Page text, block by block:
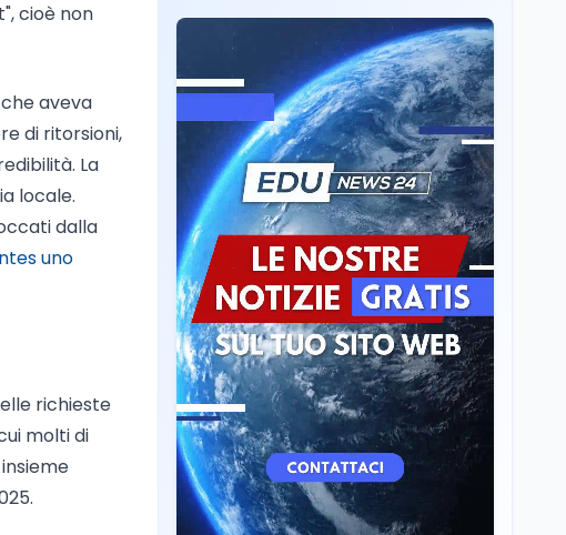
cioè non
aveva
di ritorsioni,
La
locale.
dalla
uno
richieste
molti di
Istituita dal Parlamento
di Strasburgo in ricordo
dei minatori morti a
Marcinelle nel 1956
Università8 ago
Università statali, il
Fondo ordinario 2026
sale a 9,415 miliardi, c'è
la firma della ministra
Bernini sul decreto
Tecnologia8 ago
Il cloaking selettivo di
Time: ads invisibili solo
per i chatbot AI
Mondo8 ago
A Nonthaburi il killer
14enne era bullizzato: la
CZ-75 era del nonno